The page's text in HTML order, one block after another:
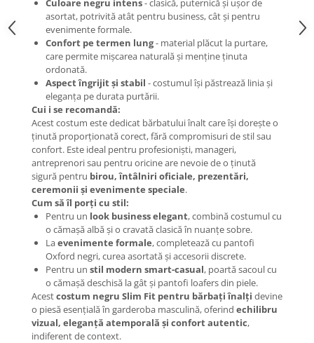
Culoare negru intens- clasică, puternică și ușor de
asortat, potrivită atât pentru business, cât și pentru
evenimente formale.
Confort pe termen lung- material plăcut la purtare,
care permite mișcarea naturală și menține ținuta
ordonată.
Aspect îngrijit și stabil - costumul își păstrează linia și
eleganța pe durata purtării.
Cui i se recomandă:
Acest costum este dedicat bărbatului înalt care își dorește o
ținută proporționată corect, fără compromisuri de stil sau
confort. Este ideal pentru profesioniști, manageri,
antreprenori sau pentru oricine are nevoie de o ținută
sigură pentru birou, întâlniri oficiale, prezentări,
ceremonii și evenimente speciale.
Cum să îl porți cu stil:
Pentru un look business elegant, combină costumul cu
o cămașă albă și o cravată clasică în nuanțe sobre.
Laevenimente formale, completează cu pantofi
Oxford negri, curea asortată și accesorii discrete.
Pentru un stil modern smart-casual, poartă sacoul cu
o cămașă deschisă la gât și pantofi loafers din piele.
Acestcostum negru Slim Fit pentru bărbați înalți devine
o piesă esențială în garderoba masculină, oferind echilibru
vizual, eleganță atemporală și confort autentic,
indiferent de context.